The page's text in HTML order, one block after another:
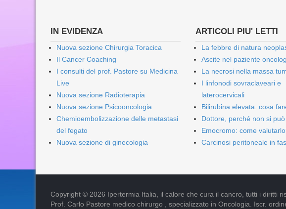
IN EVIDENZA
Nuova sezione Chirurgia Toracica
Il Cancer Coaching
I consulti del prof. Pastore su Medicina
Live
Nuova sezione Radioterapia
Nuova sezione Psicooncologia
Chemioembolizzazione delle metastasi
del fegato
Nuova sezione di ginecologia
ARTICOLI PIU' LETTI
La febbre di natura
Ascite nel paziente
La necrosi nella massa
I linfonodi sovraclaveari e
laterocervicali
Bilirubina elevata: cosa
Dottore, perché non si
Emocromo: come
Carcinosi peritoneale in
Copyright © 2026 Ipertermia Italia, il calore che cura il cancro, tutti i diritti
Prof. Carlo Pastore medico chirurgo , specializzato in Oncologia. Iscr.